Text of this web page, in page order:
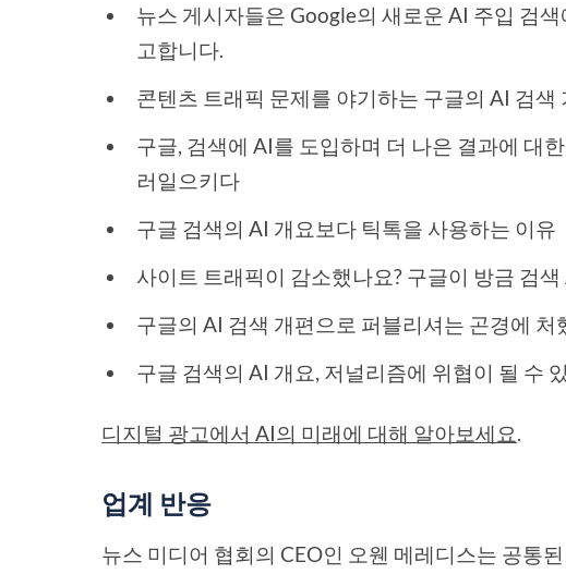
뉴스 게시자들은 Google의 새로운 AI 주입 검
고합니다.
콘텐츠 트래픽 문제를 야기하는 구글의 AI 검색
구글, 검색에 AI를 도입하며 더 나은 결과에 대
러일으키다
구글 검색의 AI 개요보다 틱톡을 사용하는 이유
사이트 트래픽이 감소했나요? 구글이 방금 검
구글의 AI 검색 개편으로 퍼블리셔는 곤경에 처
구글 검색의 AI 개요, 저널리즘에 위협이 될 수
디지털 광고에서 AI의 미래에 대해 알아보세요
업계 반응
뉴스 미디어 협회의 CEO인 오웬 메레디스는 공통